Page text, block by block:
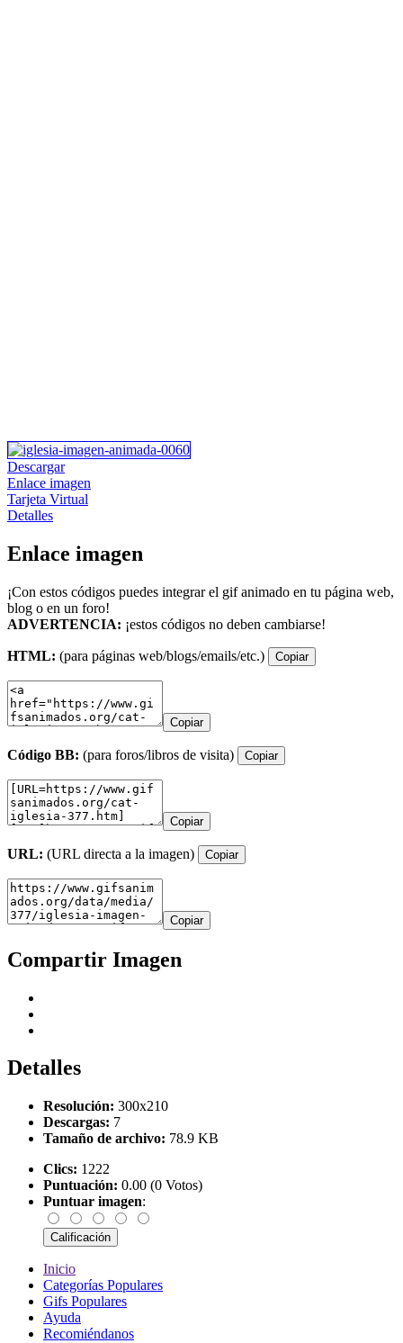
Descargar
Enlace imagen
Tarjeta Virtual
Detalles
Enlace imagen
¡Con estos códigos puedes integrar el gif animado en tu página web,
blog o en un foro!
ADVERTENCIA: ¡estos códigos no deben cambiarse!
HTML: (para páginas web/blogs/emails/etc.) Copiar
Copiar
Código BB: (para foros/libros de visita) Copiar
Copiar
URL: (URL directa a la imagen) Copiar
Copiar
Compartir Imagen
Detalles
Resolución: 300x210
Descargas: 7
Tamaño de archivo: 78.9 KB
Clics: 1222
Puntuación: 0.00 (0 Votos)
Puntuar imagen:
Inicio
Categorías Populares
Gifs Populares
Ayuda
Recomiéndanos